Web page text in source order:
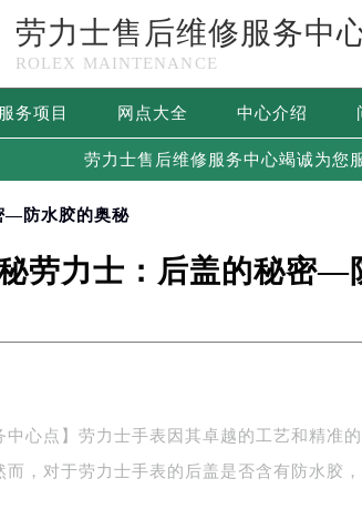
劳力士售后维修服务中
ROLEX MAINTENANCE
服务项目 网点大全 中心介绍
劳力士售后维修服务中心竭诚为您
—防水胶的奥秘
劳力士：后盖的秘密—
中心点】劳力士手表因其卓越的工艺和精准
而，对于劳力士手表的后盖是否含有防水胶